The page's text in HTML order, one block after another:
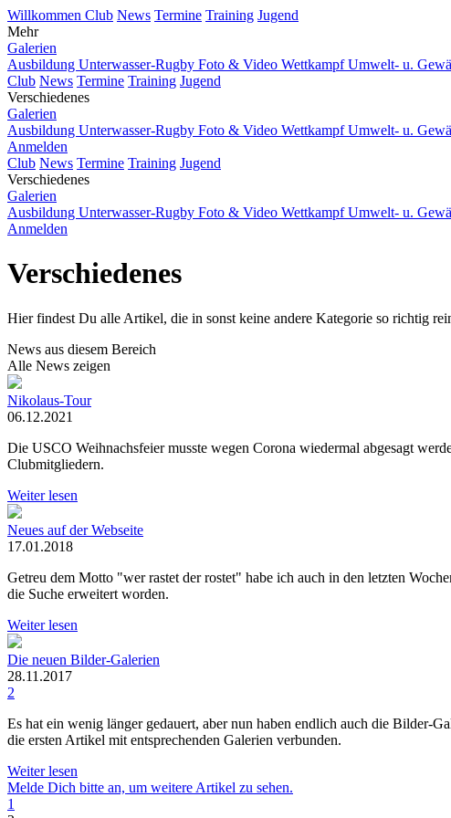
Willkommen Club News Termine Training Jugend
Mehr
Galerien
Ausbildung Unterwasser-Rugby Foto & Video WettkampfUmwelt- u.
Club News Termine Training Jugend
Verschiedenes
Galerien
Ausbildung Unterwasser-Rugby Foto & Video WettkampfUmwelt- u.
Anmelden
Club News Termine Training Jugend
Verschiedenes
Galerien
Ausbildung Unterwasser-Rugby Foto & Video WettkampfUmwelt- u.
Anmelden
Verschiedenes
Hier findest Du alle Artikel, die in sonst keine andere Kategorie so richtig
News aus diesem Bereich
Alle News zeigen
Nikolaus-Tour
06.12.2021
Die USCO Weihnachsfeier musste wegen Corona wiedermal abgesagt
Clubmitgliedern.
Weiter lesen
Neues auf der Webseite
17.01.2018
Getreu dem Motto "wer rastet der rostet" habe ich auch in den letzten
die Suche erweitert worden.
Weiter lesen
Die neuen Bilder-Galerien
28.11.2017
2
Es hat ein wenig länger gedauert, aber nun haben endlich auch die Bilder-
die ersten Artikel mit entsprechenden Galerien verbunden.
Weiter lesen
Melde Dich bitte an, um weitere Artikel zu sehen.
1